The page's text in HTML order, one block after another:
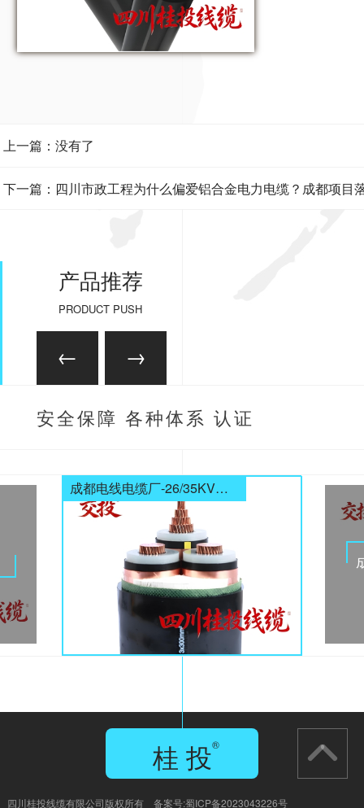
上一篇：没有了
下一篇：四川市政工程为什么偏爱铝合金电力电缆？成都项目
产品推荐
PRODUCT PUSH
安全保障 各种体系 认证
成都电线电缆厂-26/35KV高压电缆
四川桂投线缆有限公司版权所有 备案号:蜀ICP备2023043226号
桂 投®